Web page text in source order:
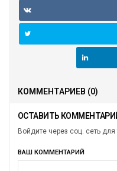
КОММЕНТАРИЕВ (0)
ОСТАВИТЬ
Войдите через соц. сеть
ВАШ КОММЕНТАРИЙ